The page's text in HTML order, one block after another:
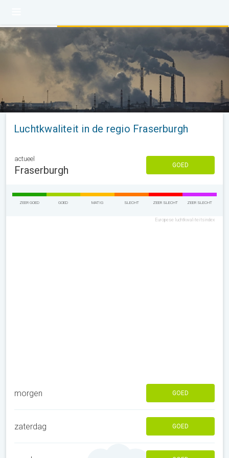
Luchtkwaliteit in de regio Fraserburgh
actueel
Fraserburgh GOED
ZEER GOED GOED MATIG SLECHT ZEER SLECHT ZEER SLECHT
Europese luchtkwaliteitsindex
morgen GOED
zaterdag GOED